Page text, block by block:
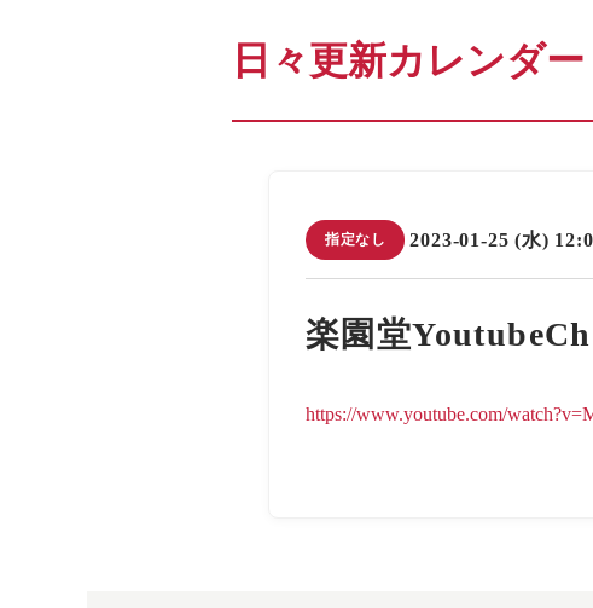
日々更新カレンダー
指定なし 2023-01-25 (水)
楽園堂
https://www.youtube.com/